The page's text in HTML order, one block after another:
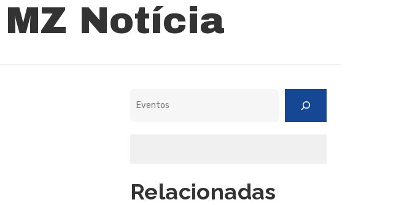
Notícia
Relacionadas